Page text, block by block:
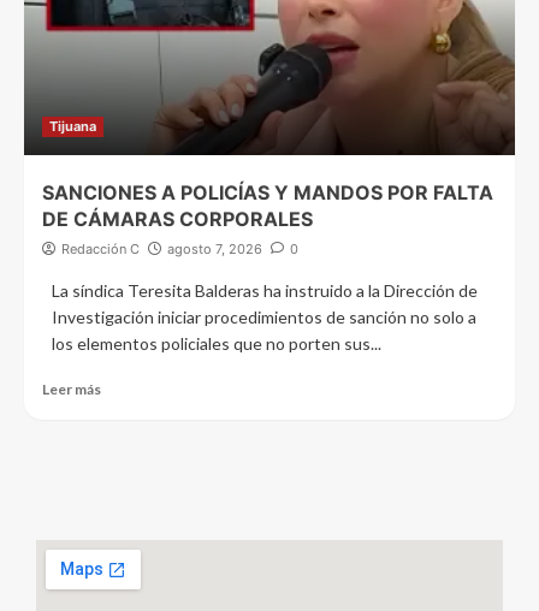
Tijuana
SANCIONES A POLICÍAS Y MANDOS POR FALTA
DE CÁMARAS CORPORALES
Redacción C agosto 7, 2026 0
La síndica Teresita Balderas ha instruido a la Dirección de
Investigación iniciar procedimientos de sanción no solo a
los elementos policiales que no porten sus...
Leer más